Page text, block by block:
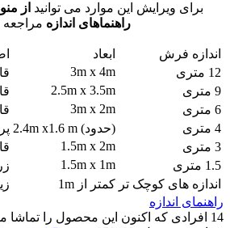
برای ویرایش این موارد می توانید از
راهنماهای اندازه مراجعه
اندازه فرش ابعاد
12 متری
3m x 4m
9 متری
2.5m x 3.5m
6 متری
3m x 2m
4 متری
(حدود) 2.4m x1.6 m
3 متری
1.5m x 2m
1.5 متری
1.5m x 1m
اندازه های کوچک تر کمتر از 1m
راهنمای اندازه
14 افرادی که اکنون این محصول را تماشا